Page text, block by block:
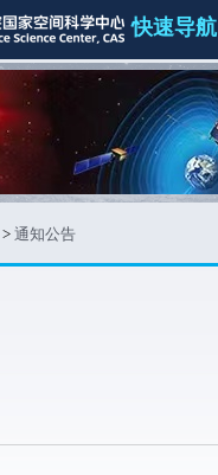
快速导航
> 通知公告